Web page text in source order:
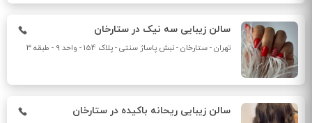
سالن زیبایی سه نیک در ستارخان
تهران - ستارخان - نبش پاساژ سنتی - پلاک 154 - واحد 9 - طبقه 3
سالن زیبایی ریحانه باکیده در ستارخان